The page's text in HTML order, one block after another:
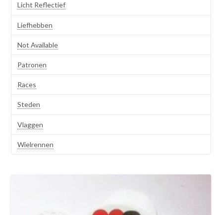
Licht Reflectief
Liefhebben
Not Available
Patronen
Races
Steden
Vlaggen
Wielrennen